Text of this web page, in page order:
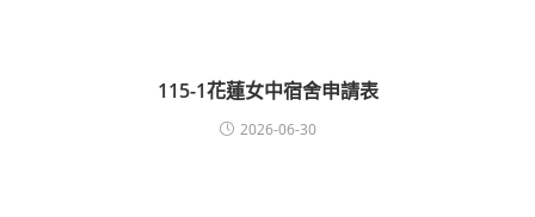
115-1花蓮女中宿舍申請表
2026-06-30